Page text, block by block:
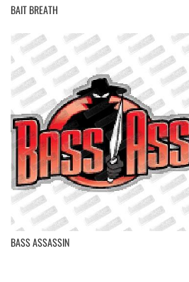
BAIT BREATH
BASS ASSASSIN